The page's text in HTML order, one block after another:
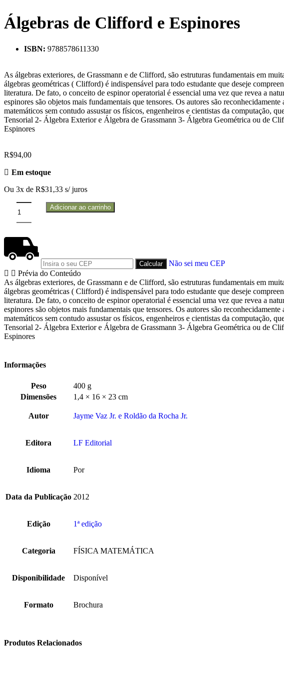
Álgebras de Clifford e Espinores
ISBN: 9788578611330
As álgebras exteriores, de Grassmann e de Clifford, são estruturas fundamentais em
álgebras geométricas ( Clifford) é indispensável para todo estudante que deseje
literatura. De fato, o conceito de espinor operatorial é essencial uma vez que revea a
espinores são objetos mais fundamentais que tensores. Os autores são
matemáticos sem contudo assustar os físicos, engenheiros e cientistas da computação,
Tensorial 2- Álgebra Exterior e Álgebra de Grassmann 3- Álgebra Geométrica ou de
Espinores
R$94,00
Em estoque
Ou 3x de R$31,33 s/ juros
Adicionar ao carrinho
Não sei meu CEP
Prévia do Conteúdo
As álgebras exteriores, de Grassmann e de Clifford, são estruturas fundamentais em
álgebras geométricas ( Clifford) é indispensável para todo estudante que deseje
literatura. De fato, o conceito de espinor operatorial é essencial uma vez que revea a
espinores são objetos mais fundamentais que tensores. Os autores são
matemáticos sem contudo assustar os físicos, engenheiros e cientistas da computação,
Tensorial 2- Álgebra Exterior e Álgebra de Grassmann 3- Álgebra Geométrica ou de
Espinores
Informações
Peso
400 g
Dimensões
1,4 × 16 × 23 cm
Autor Jayme Vaz Jr. e Roldão da Rocha Jr.
Editora LF Editorial
Idioma Por
Data da Publicação 2012
Edição 1ª edição
Categoria FÍSICA MATEMÁTICA
Disponibilidade Disponível
Formato Brochura
Produtos Relacionados